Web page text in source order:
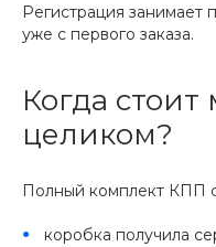
Регистрация занимает
уже с первого заказа.
Когда
целиком?
Полный комплект КПП
коробка получила